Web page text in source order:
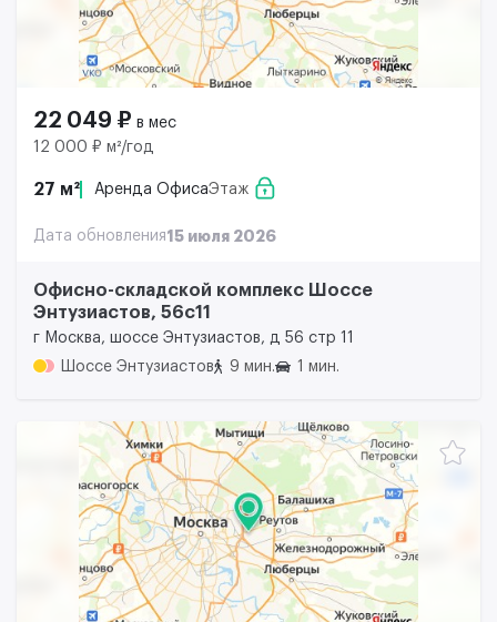
22 049 ₽ в мес
12 000 ₽ м²/год
27 м² Аренда ОфисаЭтаж
Дата обновления15 июля 2026
Офисно-складской комплекс Шоссе
Энтузиастов, 56с11
г Москва, шоссе Энтузиастов, д 56 стр 11
Шоссе Энтузиастов
9 мин. 1 мин.